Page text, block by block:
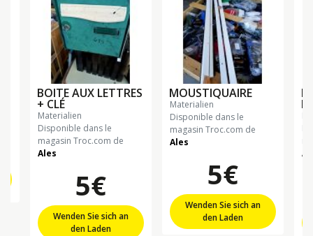
BOITE AUX LETTRES
+ CLÉ
materialien
Disponible dans le
magasin Troc.com de
Ales
5€
Wenden Sie sich an
den Laden
MOUSTIQUAIRE
materialien
Disponible dans le
magasin Troc.com de
Ales
5€
Wenden Sie sich an
den Laden